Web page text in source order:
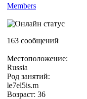
Members
163 сообщений
Местоположение:
Russia
Род занятий:
le7el5is.m
Возраст: 36